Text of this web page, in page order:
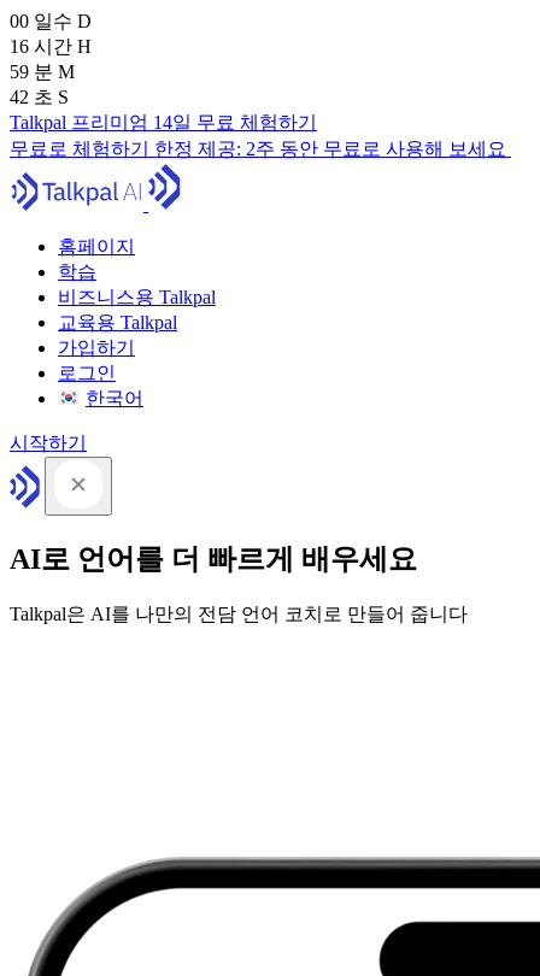
00 일수 D
16 시간 H
59 분 M
41 초 S
Talkpal 프리미엄 14일 무료 체험하기
무료로 체험하기 한정 제공: 2주 동안 무료로 사용해 보세요
홈페이지
학습
비즈니스용 Talkpal
교육용 Talkpal
가입하기
로그인
한국어
시작하기
AI로 언어를 더 빠르게 배우세요
Talkpal은 AI를 나만의 전담 언어 코치로 만들어 줍니다